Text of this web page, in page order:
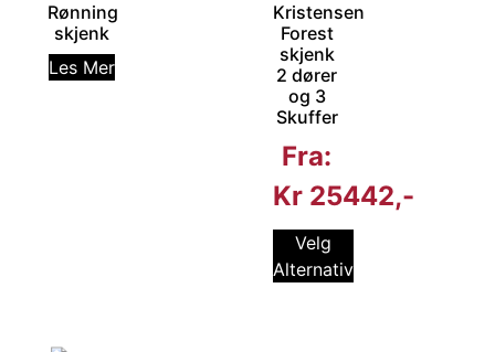
Rønning
skjenk
Les Mer
Kristensen
Forest
skjenk
2 dører
og 3
Skuffer
Fra:
Kr 25442
Velg
Alternativ